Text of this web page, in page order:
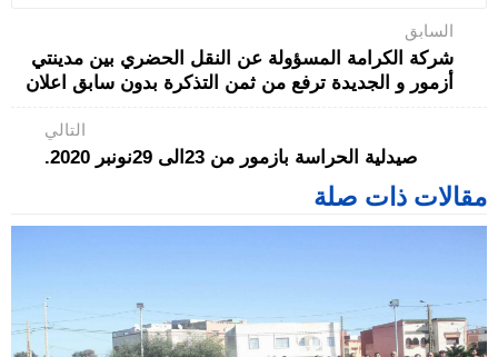
السابق
شركة الكرامة المسؤولة عن النقل الحضري بين مدينتي
أزمور و الجديدة ترفع من ثمن التذكرة بدون سابق اعلان
التالي
صيدلية الحراسة بازمور من 23الى 29نونبر 2020.
مقالات ذات صلة